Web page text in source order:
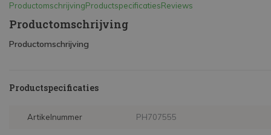
ProductomschrijvingProductspecificatiesReviews
Productomschrijving
Productomschrijving
Productspecificaties
Artikelnummer PH707555